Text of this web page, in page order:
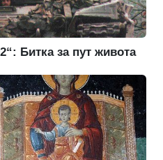
Битка за пут живота